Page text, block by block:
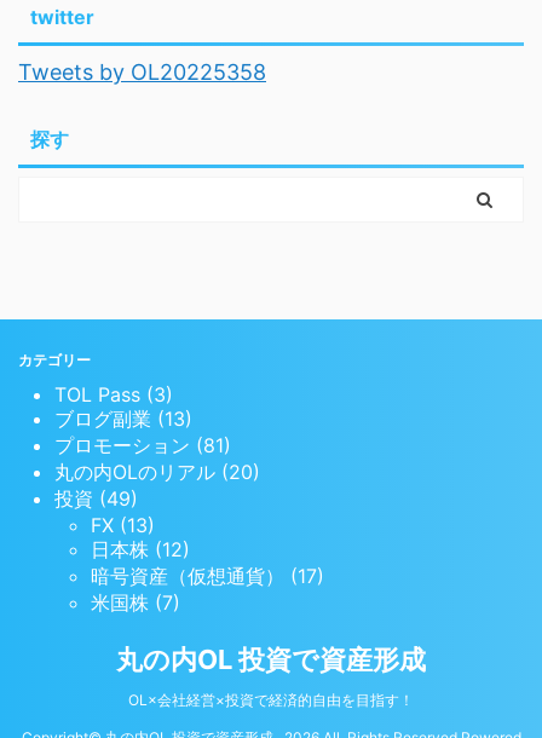
twitter
Tweets by OL20225358
探す
カテゴリー
TOL Pass (3)
ブログ副業 (13)
プロモーション (81)
丸の内OLのリアル (20)
投資 (49)
FX (13)
日本株 (12)
暗号資産（仮想通貨） (17)
米国株 (7)
丸の内OL 投資で資産形成
OL×会社経営×投資で経済的自由を目指す！